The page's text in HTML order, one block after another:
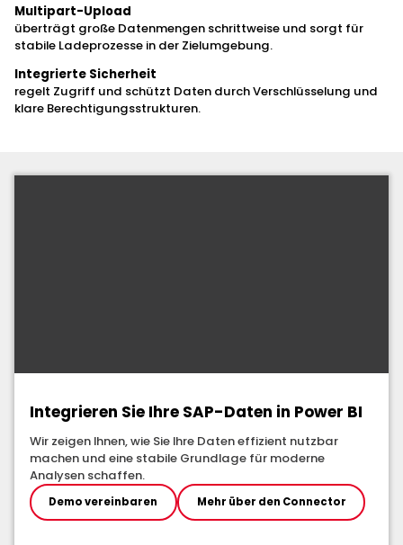
Multipart-Upload
überträgt große Datenmengen schrittweise und sorgt für
stabile Ladeprozesse in der Zielumgebung.
Integrierte Sicherheit
regelt Zugriff und schützt Daten durch Verschlüsselung und
klare Berechtigungsstrukturen.
Integrieren Sie Ihre SAP-Daten in Power BI
Wir zeigen Ihnen, wie Sie Ihre Daten effizient nutzbar
machen und eine stabile Grundlage für moderne
Analysen schaffen.
Demo vereinbaren Mehr über den Connector